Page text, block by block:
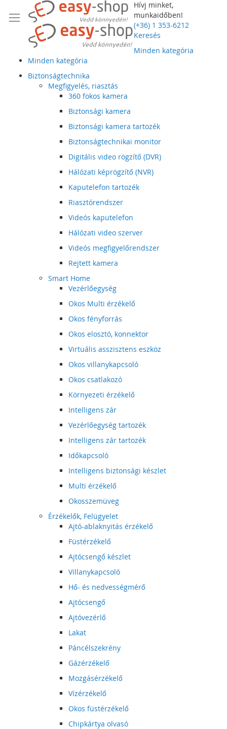
Hívj minket,
munkaidőben!
(+36) 1 353-6212
Keresés
Minden kategória
Minden kategória
Biztonságtechnika
Megfigyelés, riasztás
360 fokos kamera
Biztonsági kamera
Biztonsági kamera tartozék
Biztonságtechnikai monitor
Digitális video rögzítő (DVR)
Hálózati képrögzítő (NVR)
Kaputelefon tartozék
Riasztórendszer
Videós kaputelefon
Hálózati video szerver
Videós megfigyelőrendszer
Rejtett kamera
Smart Home
Vezérlőegység
Okos Multi érzékelő
Okos fényforrás
Okos elosztó, konnektor
Virtuális asszisztens eszköz
Okos villanykapcsoló
Okos csatlakozó
Környezeti érzékelő
Intelligens zár
Vezérlőegység tartozék
Intelligens zár tartozék
Időkapcsoló
Intelligens biztonsági készlet
Multi érzékelő
Okosszemüveg
Érzékelők, Felügyelet
Ajtó-ablaknyitás érzékelő
Füstérzékelő
Ajtócsengő készlet
Villanykapcsoló
Hő- és nedvességmérő
Ajtócsengő
Ajtóvezérlő
Lakat
Páncélszekrény
Gázérzékelő
Mozgásérzékelő
Vízérzékelő
Okos füstérzékelő
Chipkártya olvasó